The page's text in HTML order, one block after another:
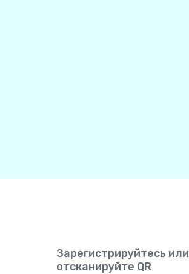
Зарегистрируйтесь или
отсканируйте QR